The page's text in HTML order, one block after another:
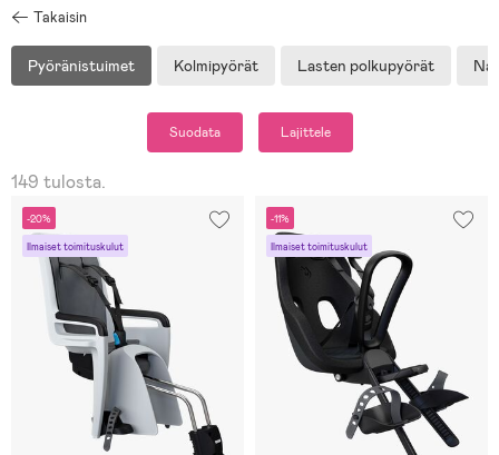
Takaisin
Pyöränistuimet Kolmipyörät Lasten polkupyörät
Suodata Lajittele
149 tulosta.
-20%
Ilmaiset toimituskulut
-11%
Ilmaiset toimituskulut